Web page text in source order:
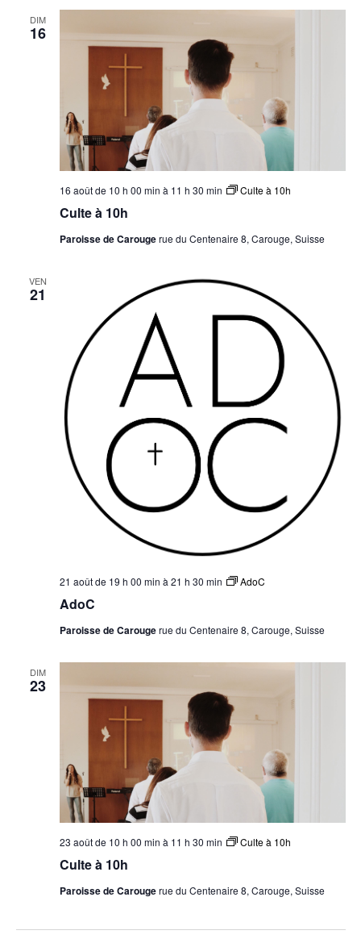
DIM
16
Culte à 10h
16 août de 10 h 00 min à 11 h 30 min Culte à 10h
Paroisse de Carougerue du Centenaire 8, Carouge, Suisse
VEN
21
AdoC
21 août de 19 h 00 min à 21 h 30 min AdoC
Paroisse de Carougerue du Centenaire 8, Carouge, Suisse
DIM
23
Culte à 10h
23 août de 10 h 00 min à 11 h 30 min Culte à 10h
Paroisse de Carougerue du Centenaire 8, Carouge, Suisse